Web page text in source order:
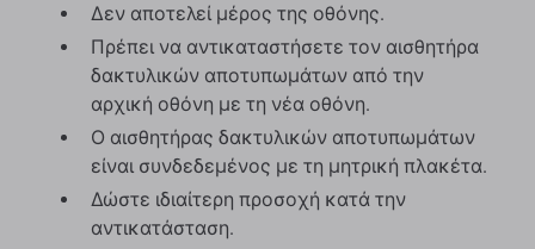
Δεν αποτελεί μέρος της οθόνης.
Πρέπει να αντικαταστήσετε τον αισθητήρα
δακτυλικών αποτυπωμάτων από την
αρχική οθόνη με τη νέα οθόνη.
Ο αισθητήρας δακτυλικών αποτυπωμάτων
είναι συνδεδεμένος με τη μητρική πλακέτα.
Δώστε ιδιαίτερη προσοχή κατά την
αντικατάσταση.